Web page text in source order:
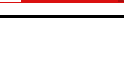
مصر تعيد للعالم اتزانه